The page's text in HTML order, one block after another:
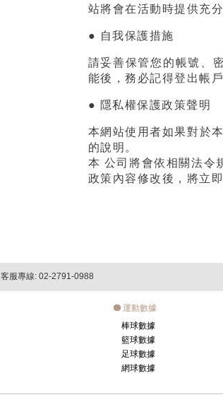
站將會在活動時提供充
● 自我保護措施
請妥善保管您的帳號、
能後，務必記得登出帳
● 隱私權保護政策聲明
本網站使用者如果對於
的說明。
本 公司將會依相關法令
政策內容修改後，將立
客服專線: 02-2791-0988
運動數據
棒球數據
籃球數據
足球數據
網球數據